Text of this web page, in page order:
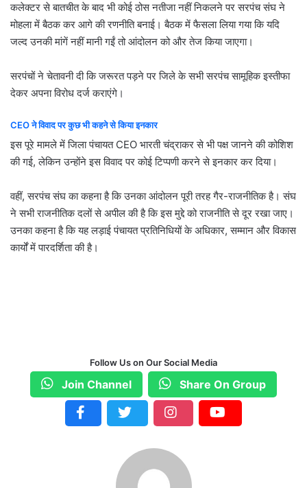
कलेक्टर से बातचीत के बाद भी कोई ठोस नतीजा नहीं निकलने पर सरपंच संघ ने
मोहला में बैठक कर आगे की रणनीति बनाई। बैठक में फैसला लिया गया कि यदि
जल्द उनकी मांगें नहीं मानी गईं तो आंदोलन को और तेज किया जाएगा।
सरपंचों ने चेतावनी दी कि जरूरत पड़ने पर जिले के सभी सरपंच सामूहिक इस्तीफा
देकर अपना विरोध दर्ज कराएंगे।
CEO ने विवाद पर कुछ भी कहने से किया इनकार
इस पूरे मामले में जिला पंचायत CEO भारती चंद्राकर से भी पक्ष जानने की कोशिश
की गई, लेकिन उन्होंने इस विवाद पर कोई टिप्पणी करने से इनकार कर दिया।
वहीं, सरपंच संघ का कहना है कि उनका आंदोलन पूरी तरह गैर-राजनीतिक है। संघ
ने सभी राजनीतिक दलों से अपील की है कि इस मुद्दे को राजनीति से दूर रखा जाए।
उनका कहना है कि यह लड़ाई पंचायत प्रतिनिधियों के अधिकार, सम्मान और विकास
कार्यों में पारदर्शिता की है।
Follow Us on Our Social Media
Join Channel Share On Group